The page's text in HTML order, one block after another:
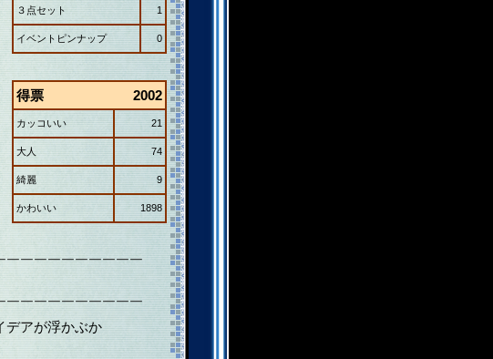
３点セット 1
イベントピンナップ 0
得票 2002
カッコいい 21
大人 74
綺麗 9
かわいい 1898
￣￣￣￣￣￣￣￣￣￣
￣￣￣￣￣￣￣￣￣￣
デアが浮かぶか